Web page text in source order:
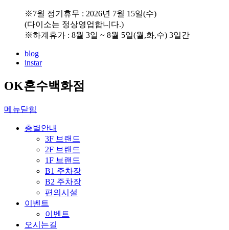
※7월 정기휴무 : 2026년 7월 15일(수)
(다이소는 정상영업합니다.)
※하계휴가 : 8월 3일 ~ 8월 5일(월,화,수) 3일간
blog
instar
OK혼수백화점
메뉴닫힘
층별안내
3F 브랜드
2F 브랜드
1F 브랜드
B1 주차장
B2 주차장
편의시설
이벤트
이벤트
오시는길